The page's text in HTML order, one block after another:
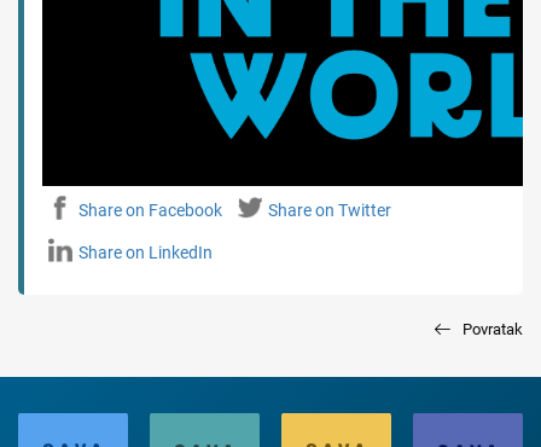
Share on Facebook Share on Twitter
Share on LinkedIn
Povratak